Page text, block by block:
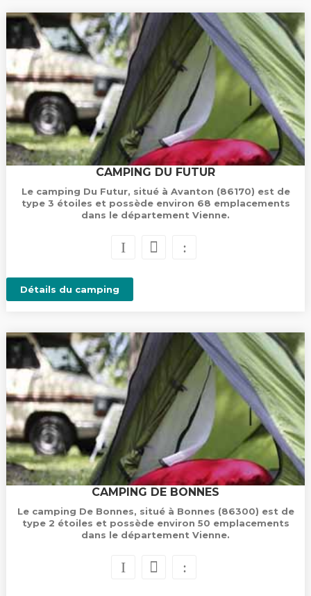
CAMPING DU FUTUR
Le camping Du Futur, situé à Avanton (86170) est de
type 3 étoiles et possède environ 68 emplacements
dans le département Vienne.
Détails du camping
CAMPING DE BONNES
Le camping De Bonnes, situé à Bonnes (86300) est de
type 2 étoiles et possède environ 50 emplacements
dans le département Vienne.